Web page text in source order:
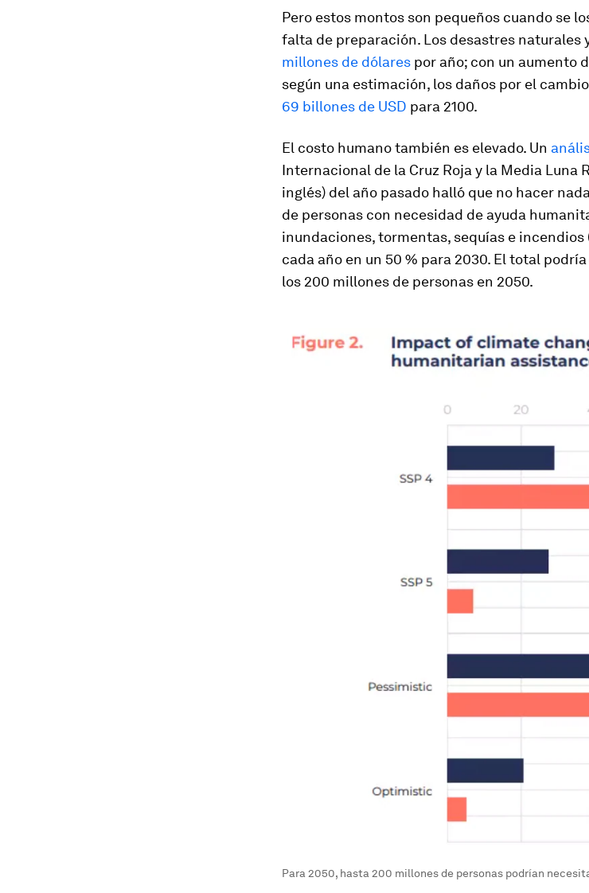
Pero estos montos son pequeños cuando se
falta de preparación. Los desastres naturales
millones de dólares por año; con un aumento
según una estimación, los daños por el
69 billones de USD para 2100.
El costo humano también es elevado. Un
Internacional de la Cruz Roja y la Media Luna
inglés) del año pasado halló que no hacer
de personas con necesidad de ayuda
inundaciones, tormentas, sequías e
cada año en un 50 % para 2030. El total
los 200 millones de personas en 2050.
Para 2050, hasta 200 millones de personas podrían